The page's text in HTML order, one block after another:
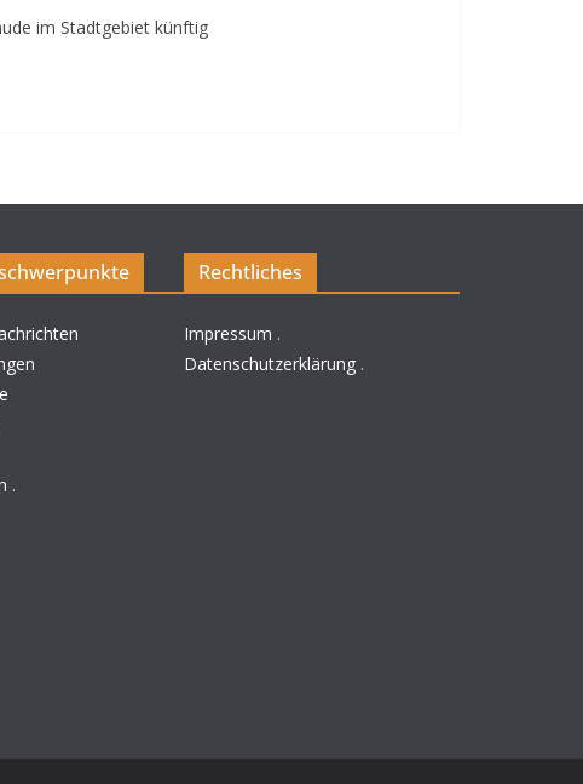
im Stadtgebiet künftig
.
Rechtliches
Impressum .
Datenschutzerklärung .